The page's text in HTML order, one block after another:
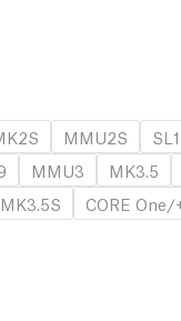
MMU2S SL1
MMU3 MK3.5
MK3.5S CORE One/